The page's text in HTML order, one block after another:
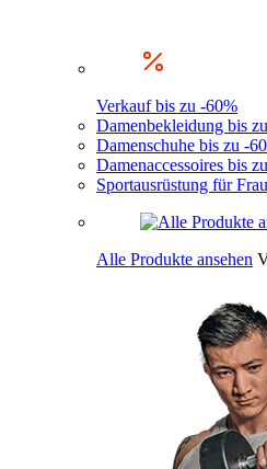
Verkauf bis zu -60%
Damenbekleidung bis
Damenschuhe bis zu -
Damenaccessoires bis
Sportausrüstung für
Alle Produkte ansehen